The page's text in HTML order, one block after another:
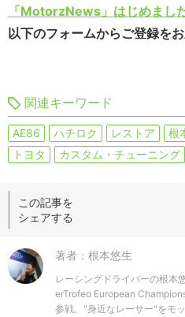
「MotorzNews」はじめました
以下のフォームからご登録を
関連キーワード
AE86 ハチロク レストア 根
トヨタ
カスタム・チューニング
この記事を
シェアする
著者：根本悠生
レーシングドライバーの根本
erTrofeo European
参戦。"身近なレーサー"をモ